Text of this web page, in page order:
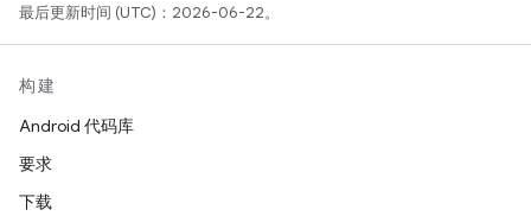
最后更新时间 (UTC)：2026-06-22。
构建
Android 代码库
要求
下载